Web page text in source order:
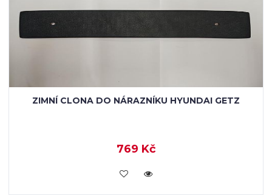
ZIMNÍ CLONA DO NÁRAZNÍKU HYUNDAI GETZ
769 Kč
KOUPIT